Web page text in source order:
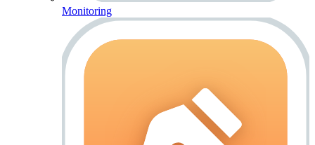
Monitoring